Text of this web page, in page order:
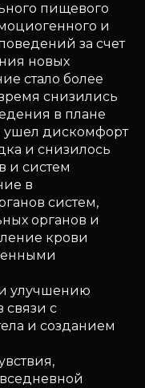
пищевого
и
за счет
новых
стало более
снизились
в плане
ушел дискомфорт
и снизилось
и систем
в
систем,
органов и
крови
улучшению
связи с
и созданием